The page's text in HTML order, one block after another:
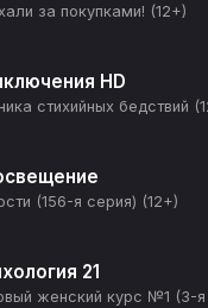
за покупками! (12+)
HD
стихийных бедствий
(156-я серия) (12+)
21
женский курс №1 (3-я